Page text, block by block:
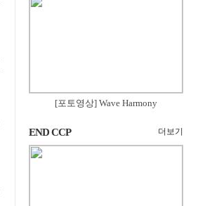
[포토영상] Wave Harmony
END CCP 더보기